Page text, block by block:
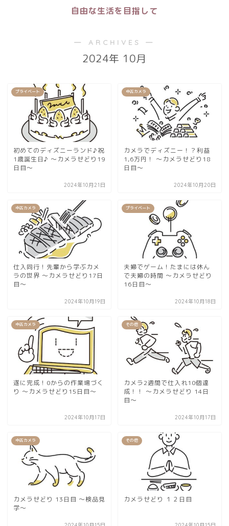
自由な生活を目指して
― ARCHIVES ―
2024年 10月
プライベート
初めてのディズニーランド♪祝
1歳誕生日♪ 〜カメラせどり19
日目〜
2024年10月21日
中古カメラ
カメラでディズニー！？利益
1,6万円！ 〜カメラせどり18
日目〜
2024年10月20日
中古カメラ
仕入同行！先輩から学ぶカメ
ラの世界 ～カメラせどり17日
目～
2024年10月19日
プライベート
夫婦でゲーム！たまには休ん
で夫婦の時間 〜カメラせどり
16日目〜
2024年10月18日
中古カメラ
遂に完成！0からの作業場づく
り 〜カメラせどり15日目〜
2024年10月17日
その他
カメラ2週間で仕入れ10個達
成！！ 〜カメラせどり 14日
目〜
2024年10月17日
中古カメラ
カメラせどり 13日目 〜検品見
学〜
その他
カメラせどり １２日目